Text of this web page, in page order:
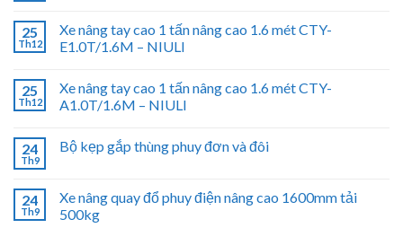
25
Th12
Xe nâng tay cao 1 tấn nâng cao 1.6 mét CTY-
E1.0T/1.6M – NIULI
25
Th12
Xe nâng tay cao 1 tấn nâng cao 1.6 mét CTY-
A1.0T/1.6M – NIULI
24
Th9
Bộ kẹp gắp thùng phuy đơn và đôi
24
Th9
Xe nâng quay đổ phuy điện nâng cao 1600mm tải
500kg